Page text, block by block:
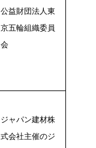
公益財団法人東
京五輪組織委員
会
ジャパン建材株
式会社主催のジ